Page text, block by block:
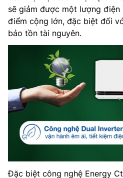
sẽ giảm được một lượng
điểm cộng lớn, đặc biệt đối
bảo tồn tài nguyên.
Đặc biệt công nghệ Energy